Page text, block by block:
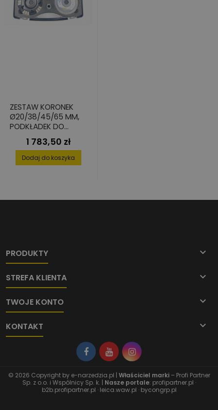
ZESTAW KORONEK
Ø20/38/45/65 MM,
PODKŁADEK DO
SZLIFOWANIA
RĘCZNEGO I TARCZ
DIAMENTOWYCH
Ø125X22.23 DO
Cena
1 783,50 zł
Dodaj do koszyka
PRODUKTY 
STREFA KLIENTA 
TWOJE KONTO 
KONTAKT 
© 2026 Copyright by e-narzedzia.pl | Właściciel marki– Profi Partner
Sp. z o.o. i Wspólnicy Sp. k. | Nasze portale: profipartner.pl ·
b2b.profipartner.pl · leica.waw.pl · bycongrp.pl